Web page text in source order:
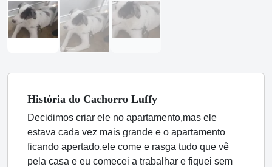
História do Cachorro Luffy
Decidimos criar ele no apartamento,mas ele
estava cada vez mais grande e o apartamento
ficando apertado,ele come e rasga tudo que vê
pela casa e eu comecei a trabalhar e fiquei sem